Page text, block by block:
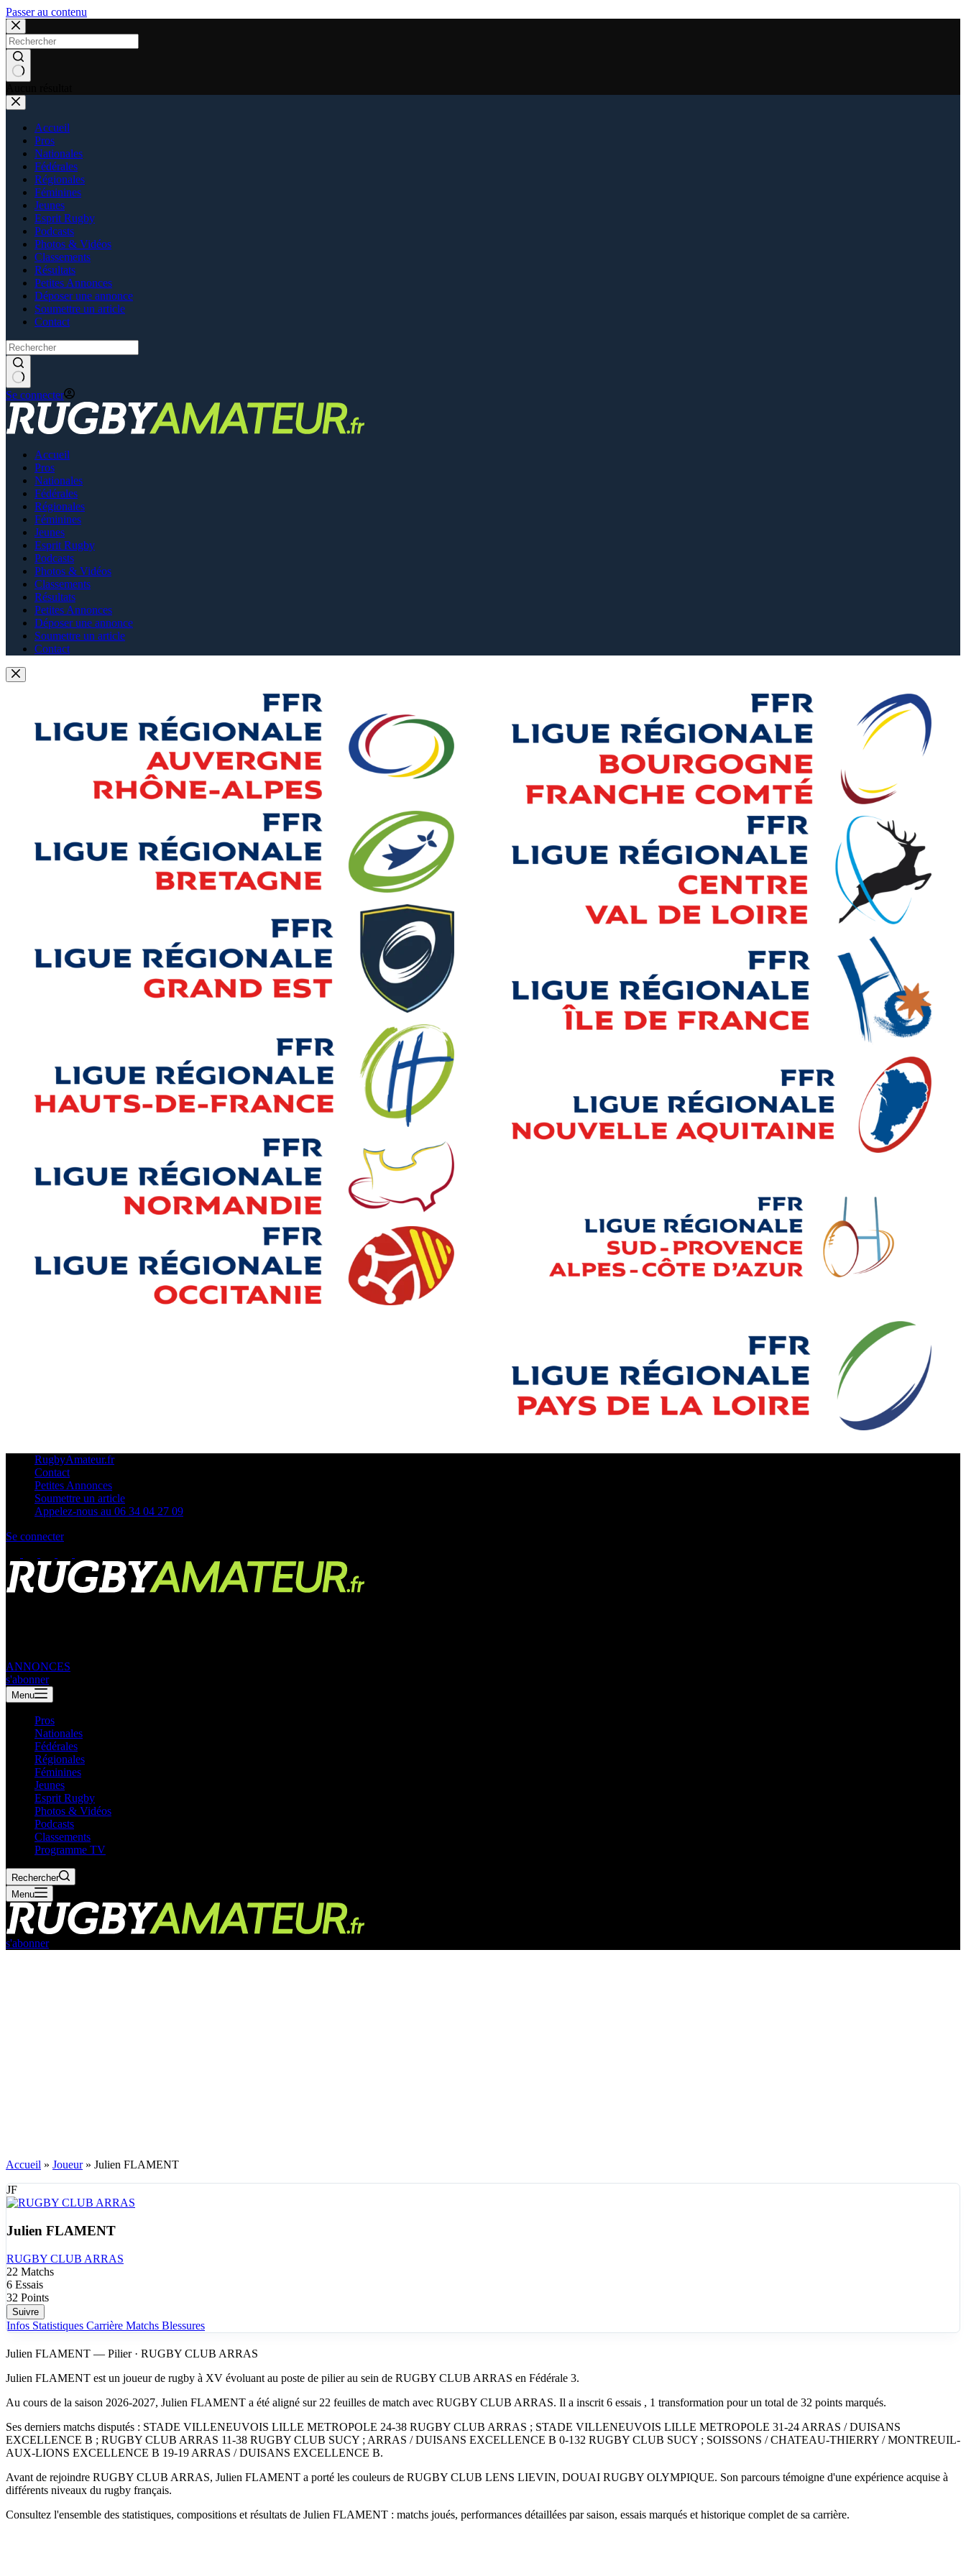
Passer au contenu
Accueil
Pros
Nationales
Fédérales
Régionales
Féminines
Jeunes
Esprit Rugby
Podcasts
Photos & Vidéos
Classements
Résultats
Petites Annonces
Déposer une annonce
Soumettre un article
Contact
Se connecter
Accueil
Pros
Nationales
Fédérales
Régionales
Féminines
Jeunes
Esprit Rugby
Podcasts
Photos & Vidéos
Classements
Résultats
Petites Annonces
Déposer une annonce
Soumettre un article
Contact
RugbyAmateur.fr
Contact
Petites Annonces
Soumettre un article
Appelez-nous au 06 34 04 27 09
Se connecter
ANNONCES
s'abonner
Menu
Pros
Nationales
Fédérales
Régionales
Féminines
Jeunes
Esprit Rugby
Photos & Vidéos
Podcasts
Classements
Programme TV
Rechercher
Menu
s'abonner
Accueil » Joueur» Julien FLAMENT
JF
Julien FLAMENT
RUGBY CLUB ARRAS
22 Matchs
6 Essais
32 Points
Suivre
Infos Statistiques Carrière Matchs Blessures
Julien FLAMENT — Pilier · RUGBY CLUB ARRAS
Julien FLAMENT est un joueur de rugby à XV évoluant au poste de pilier au sein de RUGBY CLUB ARRAS en Fédérale 3.
Au cours de la saison 2026-2027, Julien FLAMENT a été aligné sur 22 feuilles de match avec RUGBY CLUB ARRAS. Il a inscrit 6 essais , 1 transformation pour un total de 32 points marqués.
Ses derniers matchs disputés : STADE VILLENEUVOIS LILLE METROPOLE 24-38 RUGBY CLUB ARRAS ; STADE VILLENEUVOIS LILLE METROPOLE 31-24 ARRAS / DUISANS
EXCELLENCE B ; RUGBY CLUB ARRAS 11-38 RUGBY CLUB SUCY ; ARRAS / DUISANS EXCELLENCE B 0-132 RUGBY CLUB SUCY ; SOISSONS / CHATEAU-THIERRY / MONTREUIL-
AUX-LIONS EXCELLENCE B 19-19 ARRAS / DUISANS EXCELLENCE B.
Avant de rejoindre RUGBY CLUB ARRAS, Julien FLAMENT a porté les couleurs de RUGBY CLUB LENS LIEVIN, DOUAI RUGBY OLYMPIQUE. Son parcours témoigne d'une expérience acquise à
différents niveaux du rugby français.
Consultez l'ensemble des statistiques, compositions et résultats de Julien FLAMENT : matchs joués, performances détaillées par saison, essais marqués et historique complet de sa carrière.